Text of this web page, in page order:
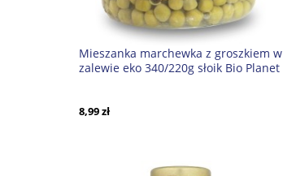
Mieszanka marchewka z groszkiem w
zalewie eko 340/220g słoik Bio Planet
8,99 zł